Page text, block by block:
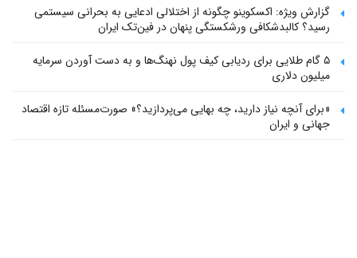
گزارش ویژه: اکسکوینو چگونه از اختلالی ادعایی به بحرانی سیستمی
رسید؟ کالبدشکافی ورشکستگی پنهان در فین‌تک ایران
۵ گام طلایی برای ردیابی کیف پول‌ نهنگ‌ها و به دست آوردن سرمایه
میلیون دلاری
«برای آنچه نیاز دارید، چه بهایی می‌پردازید؟» صورت‌مسئله تازه اقتصاد
جهانی و ایران